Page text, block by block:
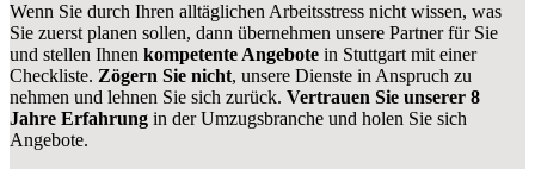
Wenn Sie durch Ihren alltäglichen Arbeitsstress nicht wissen, was
Sie zuerst planen sollen, dann übernehmen unsere Partner für Sie
und stellen Ihnen kompetente Angebote in Stuttgart mit einer
Checkliste. Zögern Sie nicht, unsere Dienste in Anspruch zu
nehmen und lehnen Sie sich zurück. Vertrauen Sie unserer 8
Jahre Erfahrung in der Umzugsbranche und holen Sie sich
Angebote.